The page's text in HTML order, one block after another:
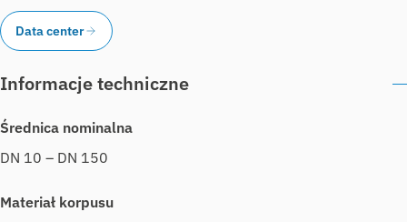
Data center
Informacje techniczne
Średnica nominalna
DN 10 – DN 150
Materiał korpusu